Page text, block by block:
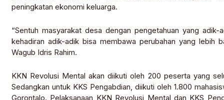
peningkatan ekonomi keluarga.
“Sentuh masyarakat desa dengan pengetahuan yang
kehadiran adik-adik bisa membawa perubahan yang lebih
Wagub Idris Rahim.
KKN Revolusi Mental akan diikuti oleh 200 peserta yang
Sedangkan untuk KKS Pengabdian, diikuti oleh 1.800
Gorontalo. Pelaksanaan KKN Revolusi Mental dan KKS